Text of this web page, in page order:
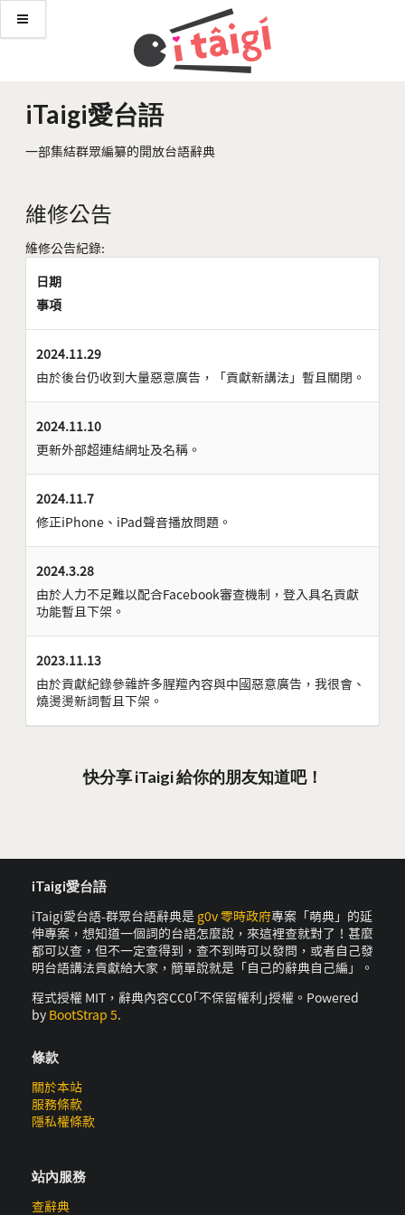
iTaigi愛台語
一部集結群眾編纂的開放台語辭典
維修公告
維修公告紀錄:
日期
事項
2024.11.29
由於後台仍收到大量惡意廣告，「貢獻新講法」暫且關閉。
2024.11.10
更新外部超連結網址及名稱。
2024.11.7
修正iPhone、iPad聲音播放問題。
2024.3.28
由於人力不足難以配合Facebook審查機制，登入具名貢獻
功能暫且下架。
2023.11.13
由於貢獻紀錄參雜許多腥羶內容與中國惡意廣告，我很會、
燒燙燙新詞暫且下架。
快分享 iTaigi 給你的朋友知道吧！
iTaigi愛台語
iTaigi愛台語-群眾台語辭典是 g0v 零時政府專案「萌典」的延
伸專案，想知道一個詞的台語怎麼說，來這裡查就對了！甚麼
都可以查，但不一定查得到，查不到時可以發問，或者自己發
明台語講法貢獻給大家，簡單說就是「自己的辭典自己編」。
程式授權 MIT，辭典內容CC0｢不保留權利｣授權。Powered
by BootStrap 5.
條款
關於本站
服務條款
隱私權條款
站內服務
查辭典